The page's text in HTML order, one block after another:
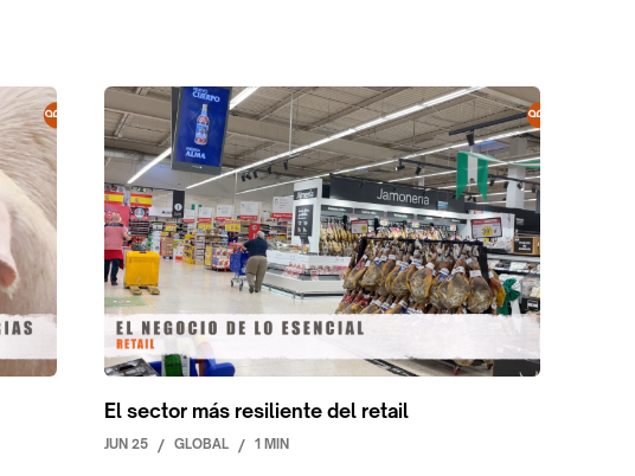
El sector más resiliente del retail
JUN 25 / GLOBAL / 1 MIN